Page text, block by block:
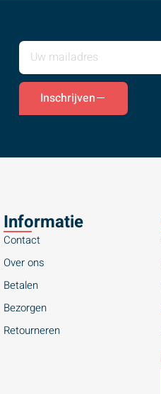
Inschrijven
Informatie
Contact
Over ons
Betalen
Bezorgen
Retourneren